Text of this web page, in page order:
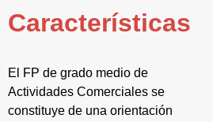
Características
El FP de grado medio de
Actividades Comerciales se
constituye de una orientación